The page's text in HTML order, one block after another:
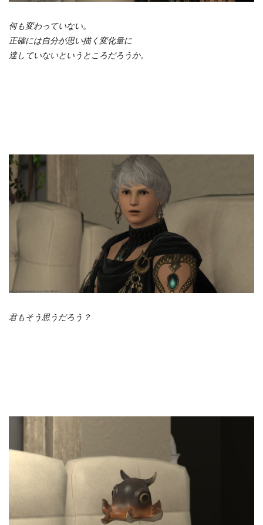
何も変わっていない。
正確には自分が思い描く変化量に
達していないというところだろうか。
君もそう思うだろう？